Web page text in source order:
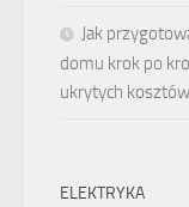
Jak
domu krok po
ukrytych kosztów
ELEKTRYKA